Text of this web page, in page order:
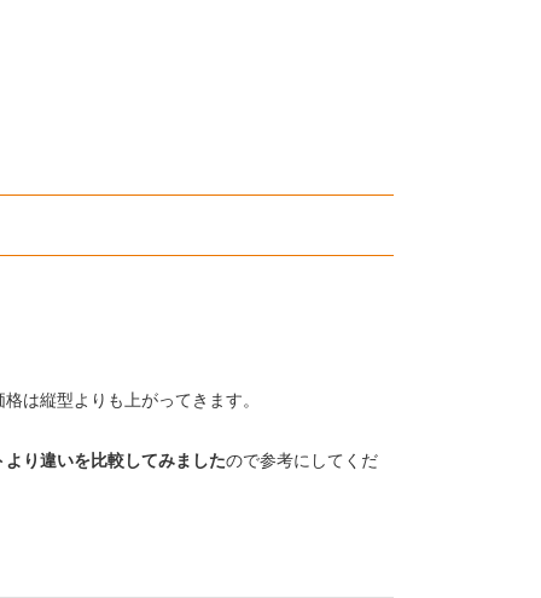
は縦型よりも上がってきます。
り違いを比較してみましたので参考にしてくだ